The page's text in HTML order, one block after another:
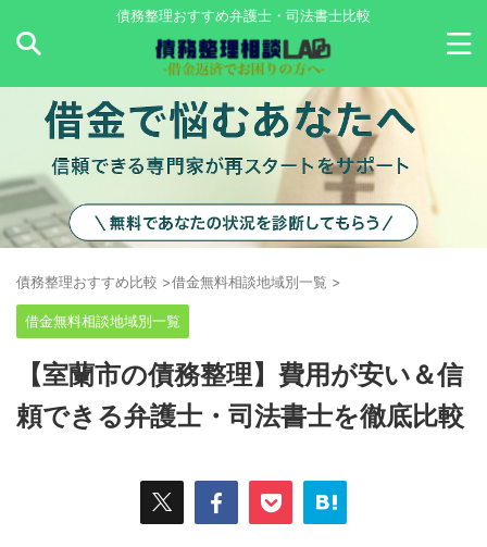
債務整理おすすめ弁護士・司法書士比較
債務整理おすすめ比較 >借金無料相談地域別一覧 >
借金無料相談地域別一覧
【室蘭市の債務整理】費用が安い＆信
頼できる弁護士・司法書士を徹底比較